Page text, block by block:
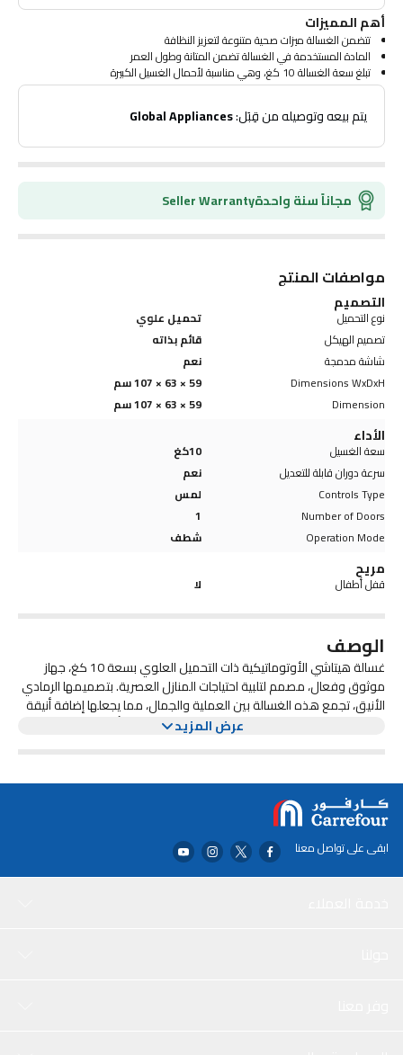
أهم المميزات
تتضمن الغسالة ميزات صحية متنوعة لتعزيز النظافة
المادة المستخدمة في الغسالة تضمن المتانة وطول العمر
تبلغ سعة الغسالة 10 كغ، وهي مناسبة لأحمال الغسيل الكبيرة
تعمل بلوحة تحكم تعمل باللمس لسهولة الاستخدام
أبعادها 59 × 63 × 107 سم، مما يجعلها خيارًا مضغوطًا لإعدادات مختلفة Global Appliances
مجاناً سنة واحدةSeller Warranty
مواصفات المنتج
التصميم
نوع التحميل
تحميل علوي
تصميم الهيكل
قائم بذاته
شاشة مدمجة
نعم
Dimensions WxDxH
59 × 63 × 107 سم
Dimension
59 × 63 × 107 سم
الأداء
سعة الغسيل
10كغ
سرعة دوران قابلة للتعديل
نعم
Controls Type
لمس
Number of Doors
1
Operation Mode
شطف
مريح
قفل أطفال لا
الوصف
غسالة هيتاشي الأوتوماتيكية ذات التحميل العلوي بسعة 10 كغ، جهاز
موثوق وفعال، مصمم لتلبية احتياجات المنازل العصرية. بتصميمها الرمادي
الأنيق، تجمع هذه الغسالة بين العملية والجمال، مما يجعلها إضافة أنيقة
لأي غرفة غسيل. سعتها الكبيرة التي تبلغ 10 كغ مثالية للعائلات، حيث تتيح
يتميز هذا الطراز بخيارات قابلة للتخصيص تناسب مختلف أنواع الأقمشة
سهلة الاستخدام تُبسط عملية التشغيل، مما يجعلها سهلة الاستخدام
لجميع أفراد الأسرة.
تُعد كفاءة الطاقة جانبًا أساسيًا في غسالة هيتاشي، حيث تساعد على خفض
فواتير الكهرباء مع تقليل التأثير البيئي. صُنعت من مواد متينة، مما يضمن
عمرًا طويلاً وأداءً موثوقًا. بالإضافة إلى ذلك، يضمن تشغيلها الهادئ الحد
الأدنى من الاضطراب أثناء دورات الغسيل، مما يجعلها خيارًا ممتازًا لأي منزل.
عرض المزيد
ابقى على تواصل معنا